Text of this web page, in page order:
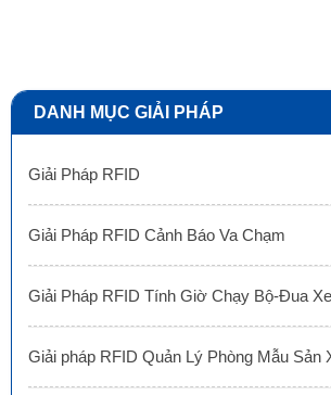
DANH MỤC GIẢI PHÁP
Giải Pháp RFID
Giải Pháp RFID Cảnh Báo Va Chạm
Giải Pháp RFID Tính Giờ Chạy Bộ-Đua Xe
Giải pháp RFID Quản Lý Phòng Mẫu Sản